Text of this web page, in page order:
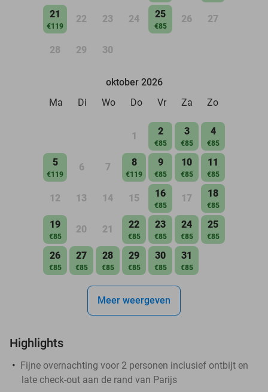
21
€119
22 23 24 25
€85
26 27
28 29 30
oktober 2026
Ma
Di Wo Do Vr Za Zo
1 2
€85
3
€85
4
€85
5
€119
6 7 8
€119
9
€85
10
€85
11
€85
12 13 14 15 16
€85
17 18
€85
19
€85
20 21 22
€85
23
€85
24
€85
25
€85
26
€85
27
€85
28
€85
29
€85
30
€85
31
€85
Meer weergeven
Highlights
Fijne overnachting voor 2 personen inclusief ontbijt en
late check-out aan de rand van Parijs